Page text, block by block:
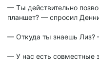
— Ты действительно
планшет? — спросил
— Откуда ты знаешь Лиз?
— У нас есть совместные